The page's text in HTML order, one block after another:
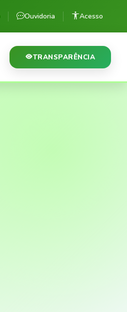
Ouvidoria Acesso
TRANSPARÊNCIA